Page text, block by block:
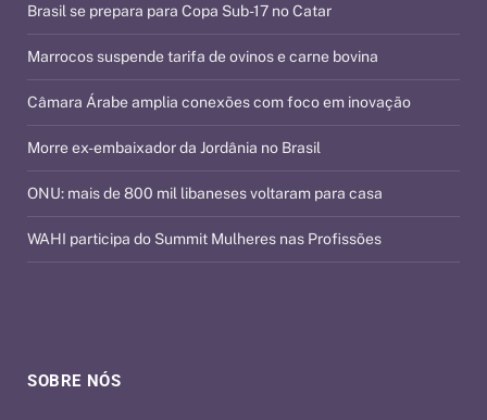
SOBRE NÓS
Brasil se prepara para Copa Sub-17 no Catar
Marrocos suspende tarifa de ovinos e carne bovina
Câmara Árabe amplia conexões com foco em inovação
Morre ex-embaixador da Jordânia no Brasil
ONU: mais de 800 mil libaneses voltaram para casa
WAHI participa do Summit Mulheres nas Profissões